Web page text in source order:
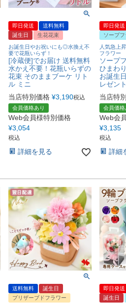
即日発送
送料無料
誕生日
生花花束
お誕生日やお祝いにも◎水換え不
要で花瓶いらず！
[冷蔵便]でお届け 送料無料
水かえ不要！花瓶いらずの
花束 そのままブーケ リト
ル ミニ
当店特別価格 ¥3,190税込
会員価格あり
Web会員様特別価格
¥3,054
税込
詳細を見る
即日発送
ソープ
人気急上
フラワー
ソープ
ひまわ
お誕生
レゼント
当店特
会員価格
Web会
¥3,135
税込
詳細
送料無料
誕生日
プリザーブドフラワー
即日発送
誕生日